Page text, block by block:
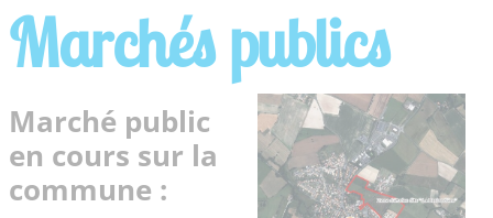
Marchés publics
Marché public
en cours sur la
commune :